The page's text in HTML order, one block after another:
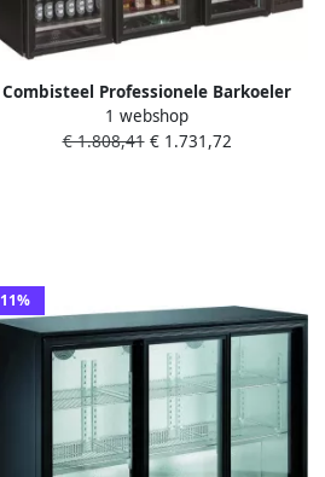
Combisteel Professionele Barkoeler
Zwart 3 Glazen Deuren StandardLine
7450.0340 Horeca
1 webshop
€ 1.808,41€ 1.731,72
11%